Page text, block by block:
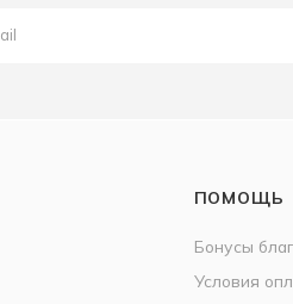
ПОМОЩЬ
Бонусы
Условия